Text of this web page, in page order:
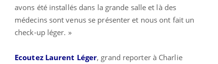
avons été installés dans la grande salle et là des
médecins sont venus se présenter et nous ont fait un
check-up léger. »
Ecoutez Laurent Léger, grand reporter à Charlie